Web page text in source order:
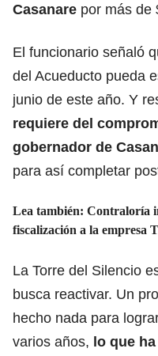
Casanare por más de
El funcionario señaló
del Acueducto pueda
junio de este año. Y
requiere del
gobernador de
para así completar
Lea también: Contraloría
fiscalización a la empresa
La Torre del Silencio
busca reactivar. Un
hecho nada para
varios años, lo que